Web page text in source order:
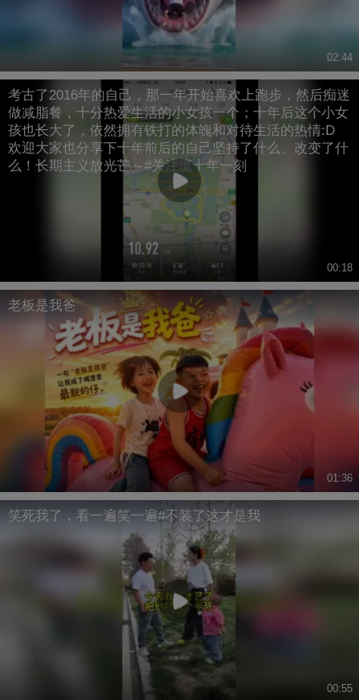
02:44
考古了2016年的自己，那一年开始喜欢上跑步，然后痴迷
做减脂餐，十分热爱生活的小女孩一个；十年后这个小女
孩也长大了，依然拥有铁打的体魄和对待生活的热情:D
欢迎大家也分享下十年前后的自己坚持了什么、改变了什
么！长期主义放光芒～#关注流十年一刻
00:18
老板是我爸
01:36
笑死我了，看一遍笑一遍#不装了这才是我
00:55